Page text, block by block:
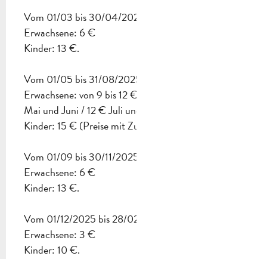
Vom 01/03 bis 30/04/2025
Erwachsene: 6 €
Kinder: 13 €.
Vom 01/05 bis 31/08/2025
Erwachsene: von 9 bis 12 € (Zugang zum Park: 9 €
Mai und Juni / 12 € Juli und August)
Kinder: 15 € (Preise mit Zugang zum Wasserpark).
Vom 01/09 bis 30/11/2025
Erwachsene: 6 €
Kinder: 13 €.
Vom 01/12/2025 bis 28/02/2026
Erwachsene: 3 €
Kinder: 10 €.